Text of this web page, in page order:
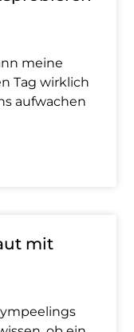
meine
Tag wirklich
aufwachen
mit